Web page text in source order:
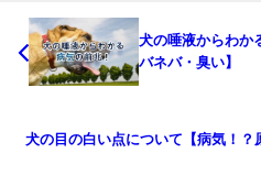
犬の唾液からわか
バネバ・臭い】
犬の目の白い点について【病気！？